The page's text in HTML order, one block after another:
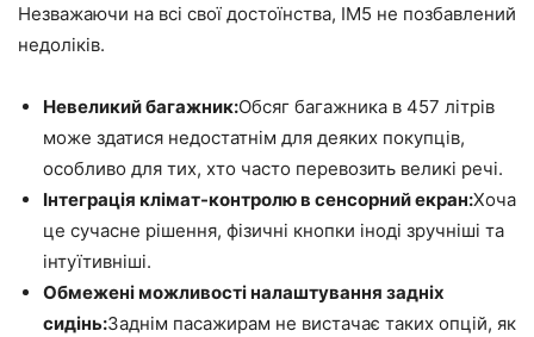
Незважаючи на всі свої достоїнства, IM5 не позбавлений
недоліків.
Невеликий багажник:Обсяг багажника в 457 літрів
може здатися недостатнім для деяких покупців,
особливо для тих, хто часто перевозить великі речі.
Інтеграція клімат-контролю в сенсорний екран:Хоча
це сучасне рішення, фізичні кнопки іноді зручніші та
інтуїтивніші.
Обмежені можливості налаштування задніх
сидінь:Заднім пасажирам не вистачає таких опцій, як